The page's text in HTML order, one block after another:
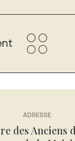
ADRESSE
des Anciens